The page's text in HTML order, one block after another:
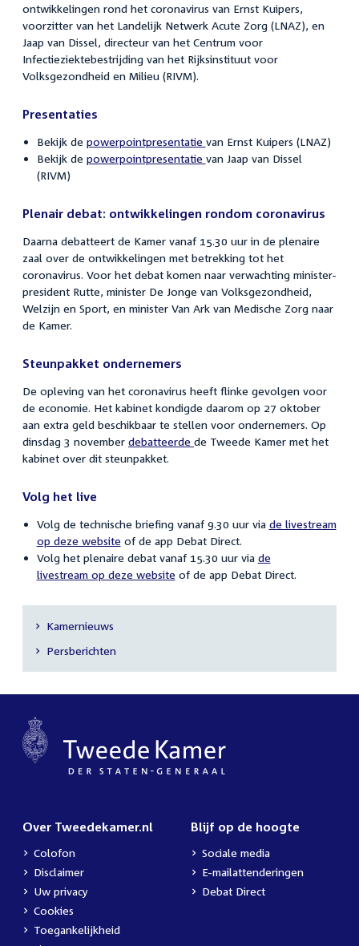
ontwikkelingen rond het coronavirus van Ernst Kuipers,
voorzitter van het Landelijk Netwerk Acute Zorg (LNAZ), en
Jaap van Dissel, directeur van het Centrum voor
Infectieziektebestrijding van het Rijksinstituut voor
Volksgezondheid en Milieu (RIVM).
Presentaties
Bekijk de powerpointpresentatie van Ernst Kuipers (LNAZ)
Bekijk de powerpointpresentatie van Jaap van Dissel
(RIVM)
Plenair debat: ontwikkelingen rondom coronavirus
Daarna debatteert de Kamer vanaf 15.30 uur in de plenaire
zaal over de ontwikkelingen met betrekking tot het
coronavirus. Voor het debat komen naar verwachting minister-
president Rutte, minister De Jonge van Volksgezondheid,
Welzijn en Sport, en minister Van Ark van Medische Zorg naar
de Kamer.
Steunpakket ondernemers
De opleving van het coronavirus heeft flinke gevolgen voor
de economie. Het kabinet kondigde daarom op 27 oktober
aan extra geld beschikbaar te stellen voor ondernemers. Op
dinsdag 3 november debatteerde de Tweede Kamer met het
kabinet over dit steunpakket.
Volg het live
Volg de technische briefing vanaf 9.30 uur via de livestream
op deze websiteof de app Debat Direct.
Volg het plenaire debat vanaf 15.30 uur via de
livestream op deze websiteof de app Debat Direct.
Secundaire
navigatie
Kamernieuws
Persberichten
Over Tweedekamer.nl
Colofon
Disclaimer
Uw privacy
Cookies
Toegankelijkheid
Blijf op de hoogte
Sociale media
E-mailattenderingen
Debat Direct